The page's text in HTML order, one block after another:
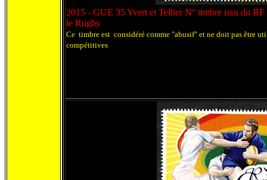
2015 - GUE 35 Yvert et Tellier N° timbre issu du BF
le Rugby
Ce timbre est considéré comme "abusif" et ne doit pas être
compétitives